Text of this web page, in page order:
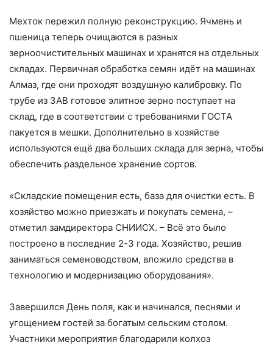
Мехток пережил полную реконструкцию. Ячмень и
пшеница теперь очищаются в разных
зерноочистительных машинах и хранятся на отдельных
складах. Первичная обработка семян идёт на машинах
Алмаз, где они проходят воздушную калибровку. По
трубе из ЗАВ готовое элитное зерно поступает на
склад, где в соответствии с требованиями ГОСТА
пакуется в мешки. Дополнительно в хозяйстве
используются ещё два больших склада для зерна, чтобы
обеспечить раздельное хранение сортов.
«Складские помещения есть, база для очистки есть. В
хозяйство можно приезжать и покупать семена, –
отметил замдиректора СНИИСХ. – Всё это было
построено в последние 2-3 года. Хозяйство, решив
заниматься семеноводством, вложило средства в
технологию и модернизацию оборудования».
Завершился День поля, как и начинался, песнями и
угощением гостей за богатым сельским столом.
Участники мероприятия благодарили колхоз